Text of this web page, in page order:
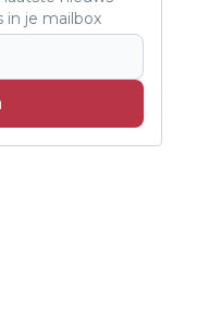
in je mailbox